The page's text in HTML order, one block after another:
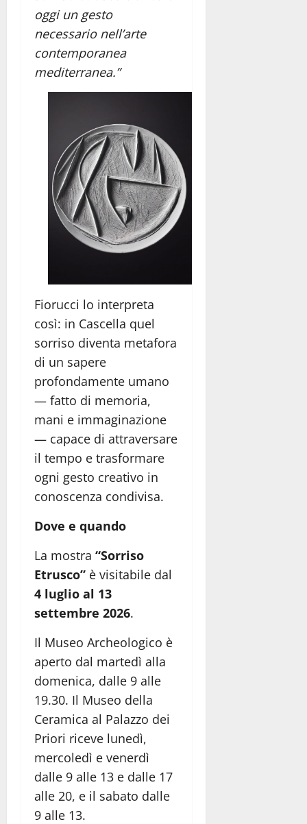
oggi un gesto
necessario nell’arte
contemporanea
mediterranea.”
Fiorucci lo interpreta
così: in Cascella quel
sorriso diventa metafora
di un sapere
profondamente umano
— fatto di memoria,
mani e immaginazione
— capace di attraversare
il tempo e trasformare
ogni gesto creativo in
conoscenza condivisa.
Dove e quando
La mostra “Sorriso
Etrusco” è visitabile dal
4 luglio al 13
settembre 2026.
Il Museo Archeologico è
aperto dal martedì alla
domenica, dalle 9 alle
19.30. Il Museo della
Ceramica al Palazzo dei
Priori riceve lunedì,
mercoledì e venerdì
dalle 9 alle 13 e dalle 17
alle 20, e il sabato dalle
9 alle 13.